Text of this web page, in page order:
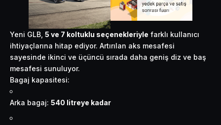
Yeni GLB, 5 ve 7 koltuklu seçenekleriyle farklı kullanıcı
ihtiyaçlarına hitap ediyor. Artırılan aks mesafesi
sayesinde ikinci ve üçüncü sırada daha geniş diz ve baş
mesafesi sunuluyor.
Bagaj kapasitesi:
Arka bagaj: 540 litreye kadar